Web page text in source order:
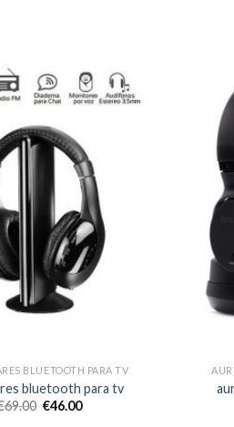
BLUETOOTH PARA TV
bluetooth para tv
69.00 €46.00